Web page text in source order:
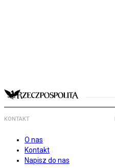
KONTAKT
O nas
Kontakt
Napisz do nas